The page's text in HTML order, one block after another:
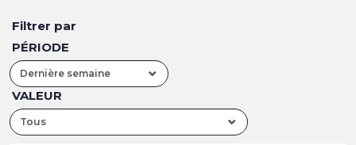
Filtrer par
PÉRIODE
Dernière semaine
VALEUR
Tous